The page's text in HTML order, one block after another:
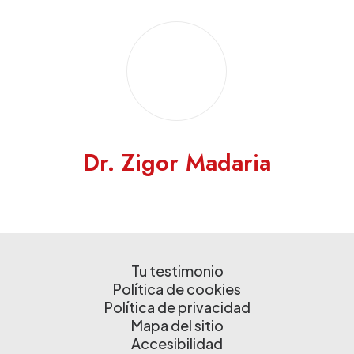
Dr. Zigor Madaria
Tu testimonio
Política de cookies
Política de privacidad
Mapa del sitio
Accesibilidad